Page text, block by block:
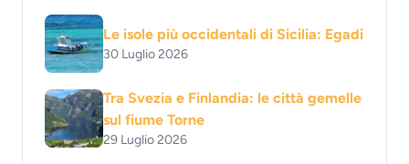
Le isole più occidentali di Sicilia: Egadi
30 Luglio 2026
Tra Svezia e Finlandia: le città gemelle
sul fiume Torne
29 Luglio 2026